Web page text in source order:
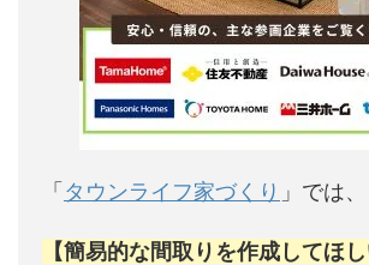
「 タウンライフ家づくり 」では、
【簡易的な間取りを作成してほし